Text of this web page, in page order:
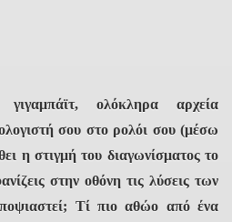
ολόκληρα αρχεία
σου στο ρολόι σου (μέσω
η στιγμή του διαγωνίσματος το
στην οθόνη τις λύσεις των
Τί πιο αθώο από ένα